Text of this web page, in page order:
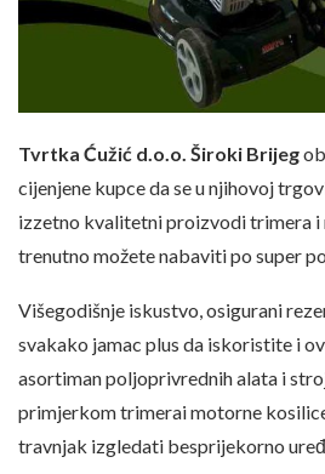
Tvrtka Ćužić d.o.o. Široki Brijeg
cijenjene kupce da se u njihovoj
izzetno kvalitetni proizvodi trimera
trenutno možete nabaviti po super
Višegodišnje iskustvo, osigurani
svakako jamac plus da iskoristite i
asortiman poljoprivrednih alata i
primjerkom trimerai motorne
travnjak izgledati besprijekorno